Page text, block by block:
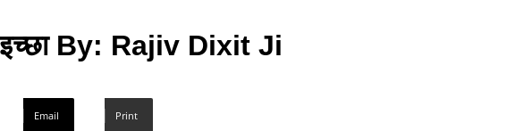
By: Rajiv Dixit Ji
Email Print